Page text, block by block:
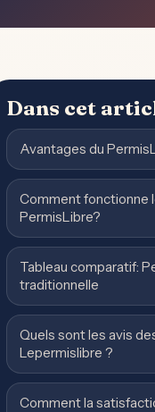
Dans cet
Avantages du
Comment fonctionne
PermisLibre?
Tableau comparatif:
traditionnelle
Quels sont les avis
Lepermislibre ?
Comment la